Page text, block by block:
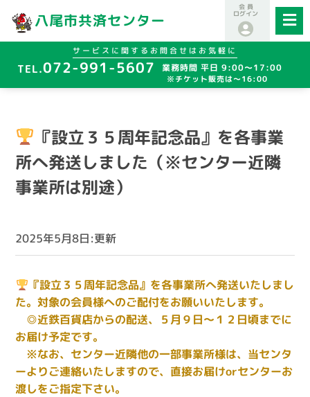
八尾市共済センター
サービスに関するお問合せはお気軽に
072-991-5607 業務時間 平日 9:00～17:00
※チケット販売は～16:00
会 員
ログイン
『設立３５周年記念品』を各事業
所へ発送しました（※センター近隣
事業所は別途）
2025年5月8日:更新
『設立３５周年記念品』を各事業所へ発送いたしまし
た。対象の会員様へのご配付をお願いいたします。
◎近鉄百貨店からの配送、５月９日～１２日頃までに
お届け予定です。
※なお、センター近隣他の一部事業所様は、当センタ
ーよりご連絡いたしますので、直接お届けorセンターお
渡しをご指定下さい。